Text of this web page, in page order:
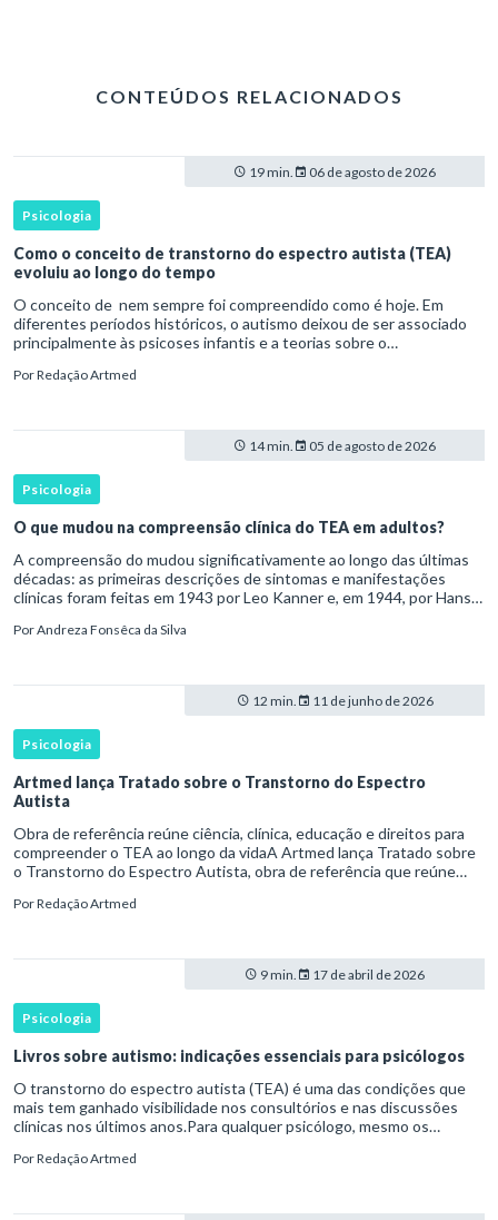
CONTEÚDOS RELACIONADOS
19 min. 06 de agosto de 2026
Psicologia
Como o conceito de transtorno do espectro autista (TEA)
evoluiu ao longo do tempo
O conceito de nem sempre foi compreendido como é hoje. Em
diferentes períodos históricos, o autismo deixou de ser associado
principalmente às psicoses infantis e a teorias sobre o
transtorno do des
PorRedação Artmed
14 min. 05 de agosto de 2026
Psicologia
O que mudou na compreensão clínica do TEA em adultos?
A compreensão do mudou significativamente ao longo das últimas
décadas: as primeiras descrições de sintomas e manifestações
clínicas foram feitas em 1943 por Leo Kanner e, em 1944, por Hans
PorAndreza Fonsêca da Silva
12 min. 11 de junho de 2026
Psicologia
Artmed lança Tratado sobre o Transtorno do Espectro
Autista
Obra de referência reúne ciência, clínica, educação e direitos para
compreender o TEA ao longo da vidaA Artmed lança Tratado sobre
o Transtorno do Espectro Autista, obra de referência que reúne
PorRedação Artmed
9 min. 17 de abril de 2026
Psicologia
Livros sobre autismo: indicações essenciais para psicólogos
O transtorno do espectro autista (TEA) é uma das condições que
mais tem ganhado visibilidade nos consultórios e nas discussões
clínicas nos últimos anos.Para qualquer psicólogo, mesmo os
PorRedação Artmed